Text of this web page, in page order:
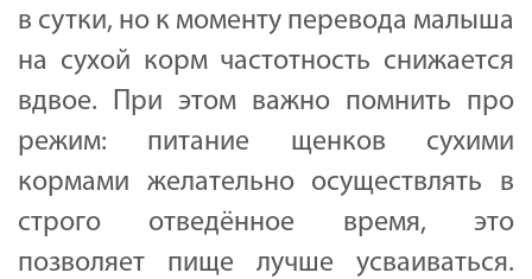
в сутки, но к моменту перевода малыша
на сухой корм частотность снижается
вдвое. При этом важно помнить про
режим: питание щенков сухими
кормами желательно осуществлять в
строго отведённое время, это
позволяет пище лучше усваиваться.